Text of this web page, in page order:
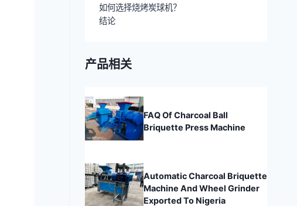
如何选择烧烤炭球机？
结论
产品相关
FAQ Of Charcoal Ball
Briquette Press Machine
Automatic Charcoal Briquette
Machine And Wheel Grinder
Exported To Nigeria